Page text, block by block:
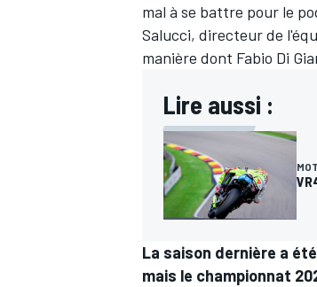
mal à se battre pour le
Salucci, directeur de
manière dont Fabio Di
Lire aussi :
La saison dernière a
mais le championnat